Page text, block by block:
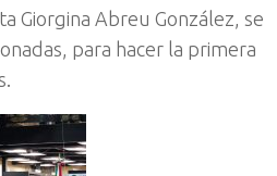
Giorgina Abreu González, se
para hacer la primera